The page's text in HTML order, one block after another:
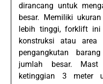
dirancang untuk
besar. Memiliki
lebih tinggi, forklift ini
konstruksi atau area
pengangkutan
jumlah besar.
ketinggian 3 meter